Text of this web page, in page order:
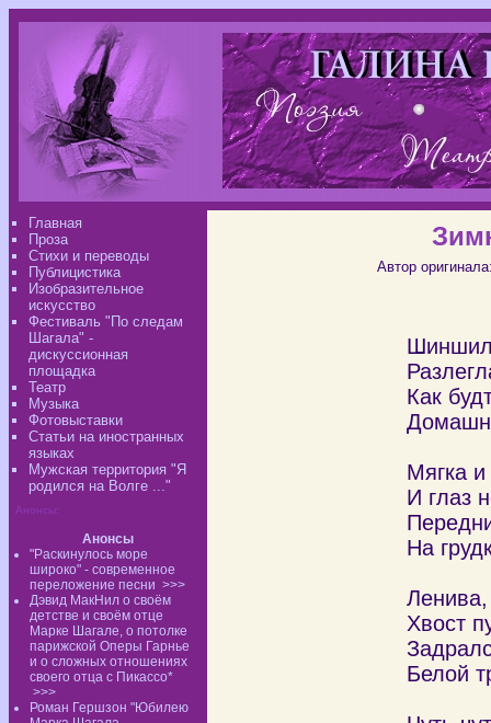
Главная
Проза
Стихи и переводы
Публицистика
Изобразительное
искусство
Фестиваль "По следам
Шагала" -
дискуссионная
площадка
Театр
Музыка
Фотовыставки
Статьи на иностранных
языках
Мужская территория "Я
родился на Волге ..."
Анонсы:
Анонсы
"Раскинулось море
широко" - современное
переложение песни >>>
Дэвид МакНил о своём
детстве и своём отце
Марке Шагале, о потолке
парижской Оперы Гарнье
и о сложных отношениях
своего отца с Пикассо*
>>>
Роман Гершзон "Юбилею
Автор
Как
Мягка
И глаз
На
Хвост
Белой